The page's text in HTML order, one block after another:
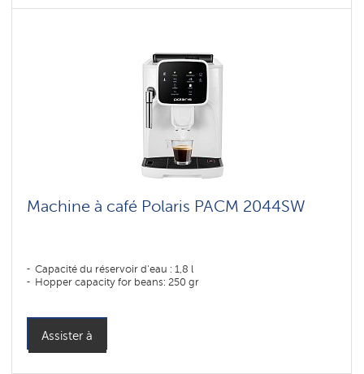
Machine à café Polaris PACM 2044SW
Capacité du réservoir d'eau : 1,8 l
Hopper capacity for beans: 250 gr
Assister à